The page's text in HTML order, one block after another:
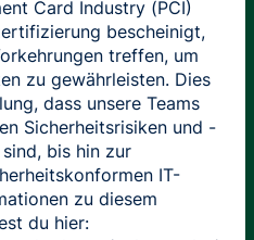
Card Industry (PCI)
bescheinigt,
treffen, um
zu gewährleisten. Dies
dass unsere Teams
Sicherheitsrisiken und -
bis hin zur
IT-
zu diesem
du hier: